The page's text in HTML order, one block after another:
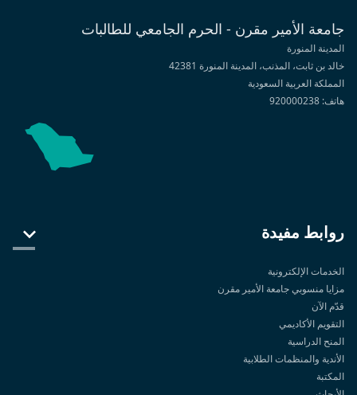
جامعة الأمير مقرن - الحرم الجامعي للطالبات
المدينة المنورة
خالد بن ثابت، المذنب، المدينة المنورة 42381
المملكة العربية السعودية
هاتف: 920000238
روابط مفيدة
الخدمات الإلكترونية
مزايا منسوبي جامعة الأمير مقرن
قدّم الآن
التقويم الأكاديمي
المنح الدراسية
الأندية والمنظمات الطلابية
المكتبة